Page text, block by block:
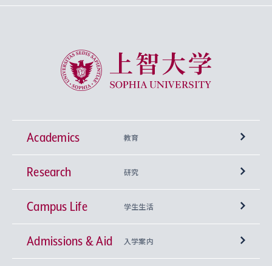
上智大学 Sophia University
Academics 教育
学部
神学部
文学部
興味から学科を探す
上智大学の全学共通教育
Research 研究
研究所 等
キリスト教文化研究所
Sophia Open Research Weeks (SORW)
Campus Life 学生生活
学期区分と授業時間割
Admissions & Aid 入学案内